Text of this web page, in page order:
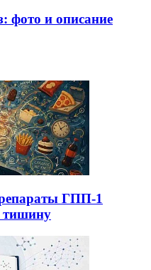
фото и описание
ГПП-1
тишину